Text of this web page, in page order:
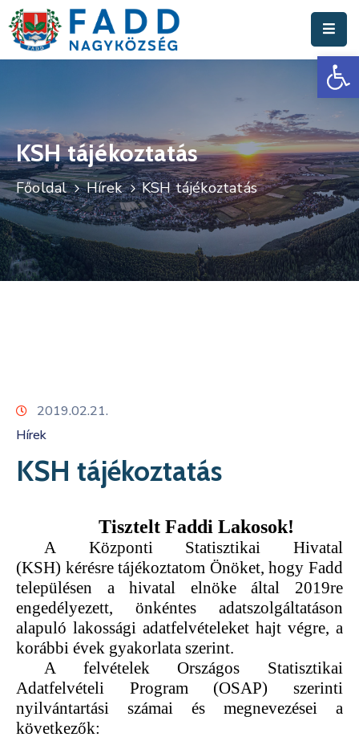
Polgármesteri
Hivatal
Fadd
Nagyközség
Turisztika
Választási
KSH tájékoztatás
Főoldal Hírek KSH tájékoztatás
2019.02.21.
Hírek
KSH tájékoztatás
Tisztelt Faddi Lakosok!
A
Központi Statisztikai Hivatal
(KSH) kérésre tájékoztatom Önöket, hogy Fadd
településen a hivatal elnöke által 2019re
engedélyezett, önkéntes adatszolgáltatáson
alapuló lakossági adatfelvételeket hajt végre, a
korábbi évek gyakorlata szerint.
A felvételek Országos Statisztikai
Adatfelvételi Program (OSAP) szerinti
nyilvántartási számai és megnevezései a
következők: